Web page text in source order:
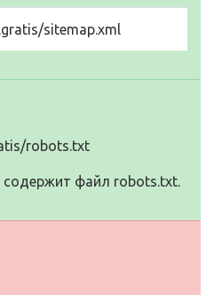
sitemap.xml
robots.txt
содержит файл robots.txt.